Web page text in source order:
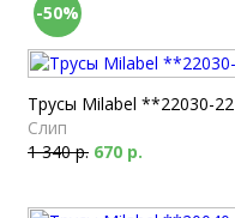
-50%
Трусы Milabel **22030-22
Слип
1 340 р. 670 р.